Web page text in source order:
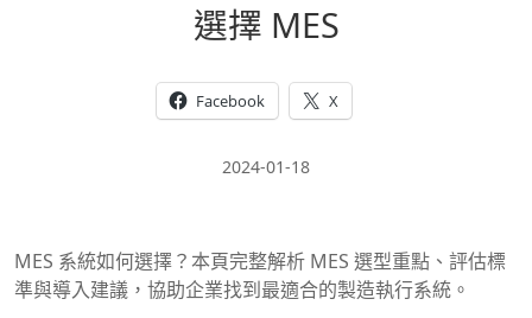
選擇 MES
Facebook X
2024-01-18
MES 系統如何選擇？本頁完整解析 MES 選型重點、評估標
準與導入建議，協助企業找到最適合的製造執行系統。